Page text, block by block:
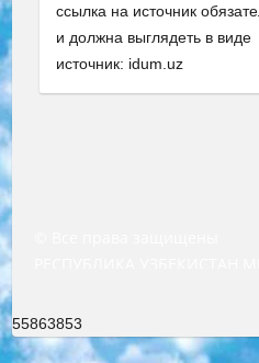
ссылка на источник
и должна выглядеть в виде
источник: idum.uz
55863853